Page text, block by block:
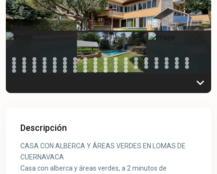
Descripción
CASA CON ALBERCA Y ÁREAS VERDES EN LOMAS DE
CUERNAVACA
Casa con alberca y áreas verdes, a 2 minutos de